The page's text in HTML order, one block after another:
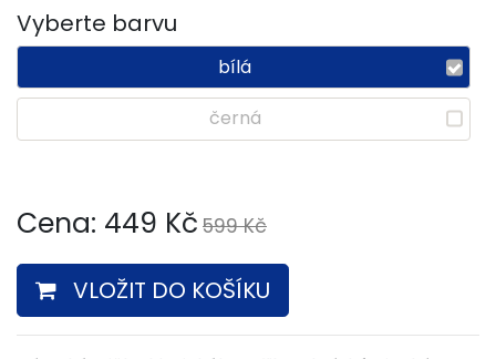
Vyberte barvu
bílá
černá
Cena: 449 Kč 599 Kč
VLOŽIT DO KOŠÍKU